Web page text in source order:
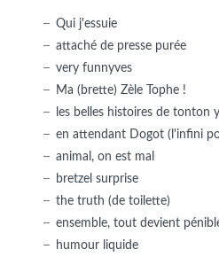
Qui j'essuie
attaché de presse purée
very funnyves
Ma (brette) Zèle Tophe !
les belles histoires de tonton
en attendant Dogot (l'infini
animal, on est mal
bretzel surprise
the truth (de toilette)
ensemble, tout devient
humour liquide